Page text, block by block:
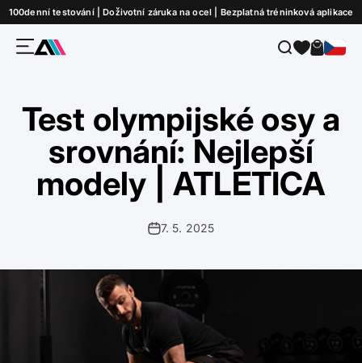
Přejít na obsah
100denní testování | Doživotní záruka na ocel | Bezplatná tréninková aplikace
Nabídka
ATLETICA HledatKošík
Test olympijské osy a
srovnání: Nejlepší
modely | ATLETICA
7. 5. 2025